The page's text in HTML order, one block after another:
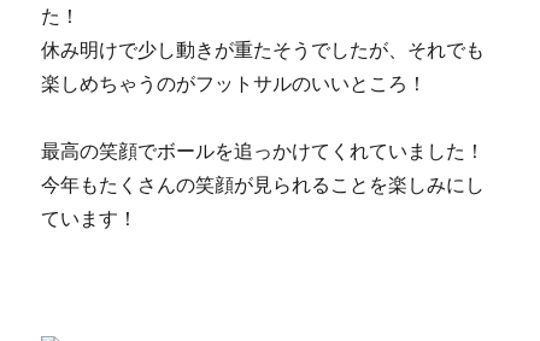
た！
休み明けで少し動きが重たそうでしたが、それでも
楽しめちゃうのがフットサルのいいところ！
最高の笑顔でボールを追っかけてくれていました！
今年もたくさんの笑顔が見られることを楽しみにし
ています！